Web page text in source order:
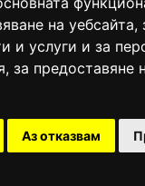
на уебсайта,
и услуги и за
, за предоставяне
Аз отказвам
ISSN) под номер:
47857/11.05.2004